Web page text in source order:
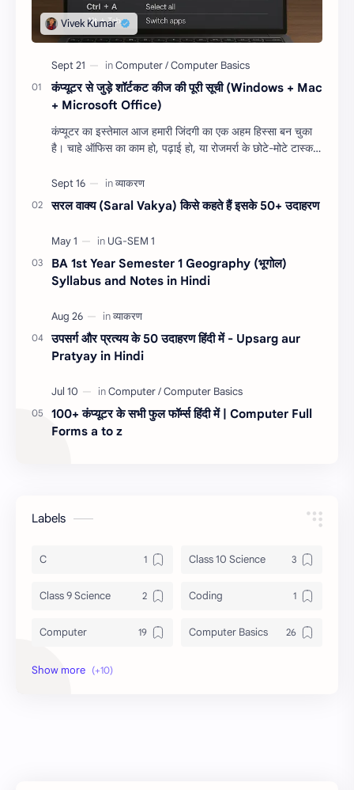
कंप्यूटर से जुड़े शॉर्टकट कीज की पूरी सूची (Windows + Mac
+ Microsoft Office)
कंप्यूटर का इस्तेमाल आज हमारी जिंदगी का एक अहम हिस्सा बन चुका
है। चाहे ऑफिस का काम हो, पढ़ाई हो, या रोजमर्रा के छोटे-मोटे टास्क,
सरल वाक्य (Saral Vakya) किसे कहते हैं इसके 50+ उदाहरण
BA 1st Year Semester 1 Geography (भूगोल)
Syllabus and Notes in Hindi
उपसर्ग और प्रत्यय के 50 उदाहरण हिंदी में - Upsarg aur
Pratyay in Hindi
100+ कंप्यूटर के सभी फुल फॉर्म्स हिंदी में | Computer Full
Forms a to z
Labels
C Class 10 Science
Class 9 Science Coding
Computer Computer Basics
DBMS